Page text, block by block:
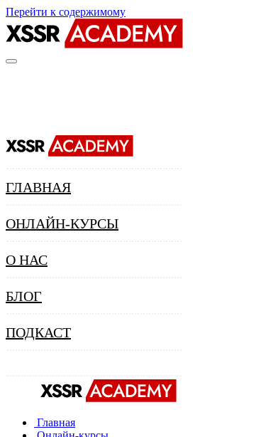
Перейти к содержимому
ГЛАВНАЯ
ОНЛАЙН-КУРСЫ
О НАС
БЛОГ
ПОДКАСТ
Главная